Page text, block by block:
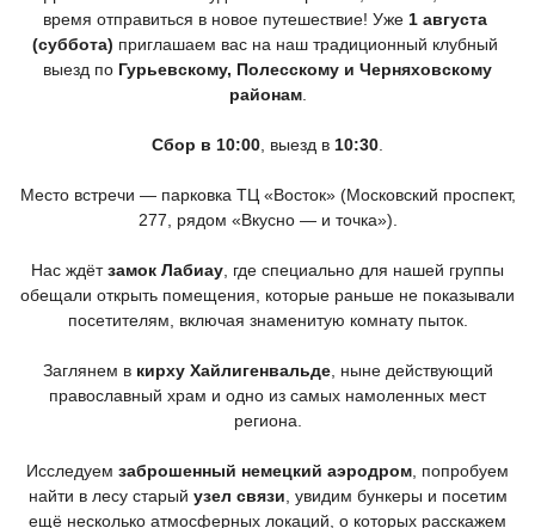
время отправиться в новое путешествие! Уже 1 августа
(суббота) приглашаем вас на наш традиционный клубный
выезд по Гурьевскому, Полесскому и Черняховскому
районам.
Сбор в 10:00 , выезд в 10:30
Место встречи — парковка ТЦ «Восток» (Московский проспект,
277, рядом «Вкусно— и точка»).
Нас ждётзамок Лабиау , где специально для нашей группы
обещали открыть помещения, которые раньше не показывали
посетителям, включая знаменитую комнату пыток.
Заглянем в кирху Хайлигенвальде, ныне действующий
православный храм и одно из самых намоленных мест
региона.
Исследуем заброшенный немецкий аэродром , попробуем
найти в лесу старый узел связи , увидим бункеры и посетим
ещё несколько атмосферных локаций, о которых расскажем